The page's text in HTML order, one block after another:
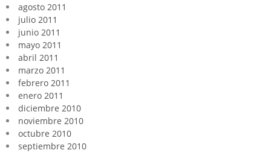
agosto 2011
julio 2011
junio 2011
mayo 2011
abril 2011
marzo 2011
febrero 2011
enero 2011
diciembre 2010
noviembre 2010
octubre 2010
septiembre 2010